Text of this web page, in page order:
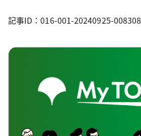
記事ID：016-001-20240925-008308